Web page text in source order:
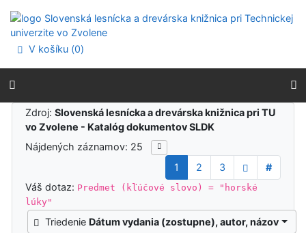
Prejsť na menu
Prehlásenie o webovej prístupnosti
V košíku (0)
Výsledky vyhľadávania
Zdroj:Slovenská lesnícka a drevárska knižnica pri TU
vo Zvolene - Katalóg dokumentov SLDK
Nájdených záznamov: 25
1
2 3
#
Váš dotaz: Predmet (kľúčové slovo) = "horské
lúky"
Triedenie Dátum vydania (zostupne), autor, názov